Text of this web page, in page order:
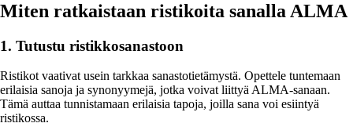
Miten ratkaistaan ristikoita sanalla ALMA
1. Tutustu ristikkosanastoon
Ristikot vaativat usein tarkkaa sanastotietämystä. Opettele tuntemaan
erilaisia sanoja ja synonyymejä, jotka voivat liittyä ALMA-sanaan.
Tämä auttaa tunnistamaan erilaisia tapoja, joilla sana voi esiintyä
ristikossa.